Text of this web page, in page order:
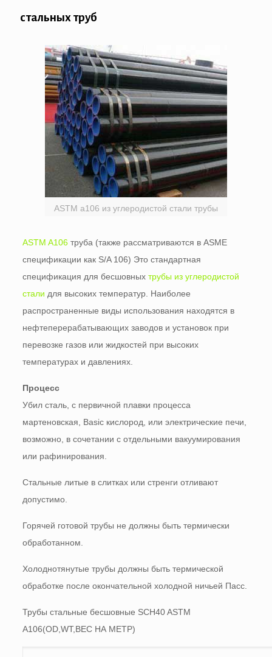
стальных труб
ASTM a106 из углеродистой стали трубы
ASTM A106труба (также рассматриваются в ASME
спецификации как S/A 106) Это стандартная
спецификация для бесшовных трубы из углеродистой
стали для высоких температур. Наиболее
распространенные виды использования находятся в
нефтеперерабатывающих заводов и установок при
перевозке газов или жидкостей при высоких
температурах и давлениях.
Процесс
Убил сталь, с первичной плавки процесса
мартеновская, Basic кислород, или электрические печи,
возможно, в сочетании с отдельными вакуумирования
или рафинирования.
Стальные литые в слитках или стренги отливают
допустимо.
Горячей готовой трубы не должны быть термически
обработанном.
Холоднотянутые трубы должны быть термической
обработке после окончательной холодной ничьей Пасс.
Трубы стальные бесшовные SCH40 ASTM
A106(OD,WT,ВЕС НА МЕТР)